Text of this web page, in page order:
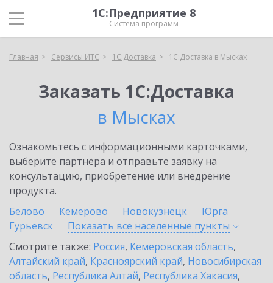
1С:Предприятие 8
Система программ
Главная Сервисы ИТС 1С:Доставка 1С:Доставка в Мысках
Заказать 1С:Доставка
в Мысках
Ознакомьтесь с информационными карточками,
выберите партнёра и отправьте заявку на
консультацию, приобретение или внедрение
продукта.
Белово
Кемерово Новокузнецк
Юрга
Гурьевск
Показать все населенные пункты
Смотрите также: Россия, Кемеровская область,
Алтайский край, Красноярский край, Новосибирская
область, Республика Алтай, Республика Хакасия,